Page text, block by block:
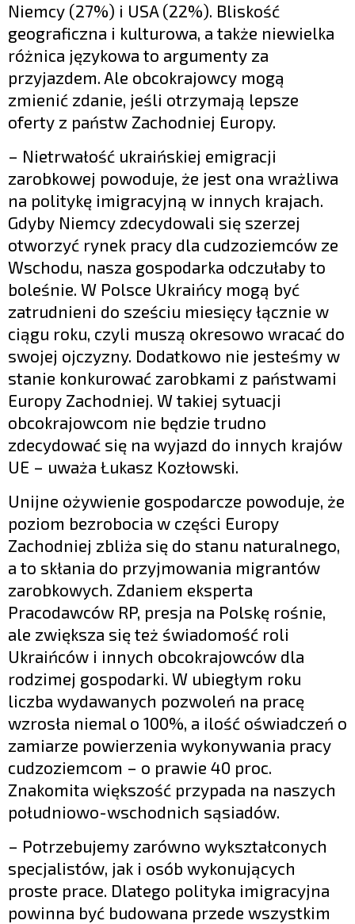
Niemcy (27%) i USA (22%). Bliskość
geograficzna i kulturowa, a także niewielka
różnica językowa to argumenty za
przyjazdem. Ale obcokrajowcy mogą
zmienić zdanie, jeśli otrzymają lepsze
oferty z państw Zachodniej Europy.
– Nietrwałość ukraińskiej emigracji
zarobkowej powoduje, że jest ona wrażliwa
na politykę imigracyjną w innych krajach.
Gdyby Niemcy zdecydowali się szerzej
otworzyć rynek pracy dla cudzoziemców ze
Wschodu, nasza gospodarka odczułaby to
boleśnie. W Polsce Ukraińcy mogą być
zatrudnieni do sześciu miesięcy łącznie w
ciągu roku, czyli muszą okresowo wracać do
swojej ojczyzny. Dodatkowo nie jesteśmy w
stanie konkurować zarobkami z państwami
Europy Zachodniej. W takiej sytuacji
obcokrajowcom nie będzie trudno
zdecydować się na wyjazd do innych krajów
UE – uważa Łukasz Kozłowski.
Unijne ożywienie gospodarcze powoduje, że
poziom bezrobocia w części Europy
Zachodniej zbliża się do stanu naturalnego,
a to skłania do przyjmowania migrantów
zarobkowych. Zdaniem eksperta
Pracodawców RP, presja na Polskę rośnie,
ale zwiększa się też świadomość roli
Ukraińców i innych obcokrajowców dla
rodzimej gospodarki. W ubiegłym roku
liczba wydawanych pozwoleń na pracę
wzrosła niemal o 100%, a ilość oświadczeń o
zamiarze powierzenia wykonywania pracy
cudzoziemcom – o prawie 40 proc.
Znakomita większość przypada na naszych
południowo-wschodnich sąsiadów.
– Potrzebujemy zarówno wykształconych
specjalistów, jak i osób wykonujących
proste prace. Dlatego polityka imigracyjna
powinna być budowana przede wszystkim